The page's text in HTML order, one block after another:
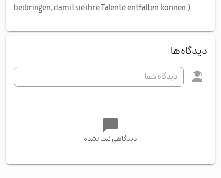
beibringen, damit sie ihre Talente entfalten können:)
دیدگاه‌ها
دیدگاهی ثبت نشده